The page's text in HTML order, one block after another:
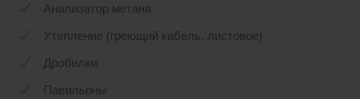
Анализатор метана
Утепление (греющий кабель, листовое)
Дробилки
Павильоны